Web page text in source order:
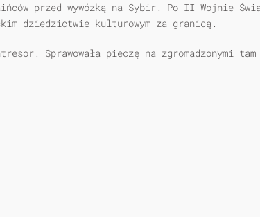
przed wywózką na Sybir. Po II Wojnie
dziedzictwie kulturowym za granicą.
Sprawowała pieczę na zgromadzonymi